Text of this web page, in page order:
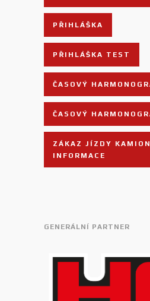
PŘIHLÁŠKA
PŘIHLÁŠKA TEST
ČASOVÝ
ČASOVÝ
ZÁKAZ JÍZDY
INFORMACE
GENERÁLNÍ PARTNER